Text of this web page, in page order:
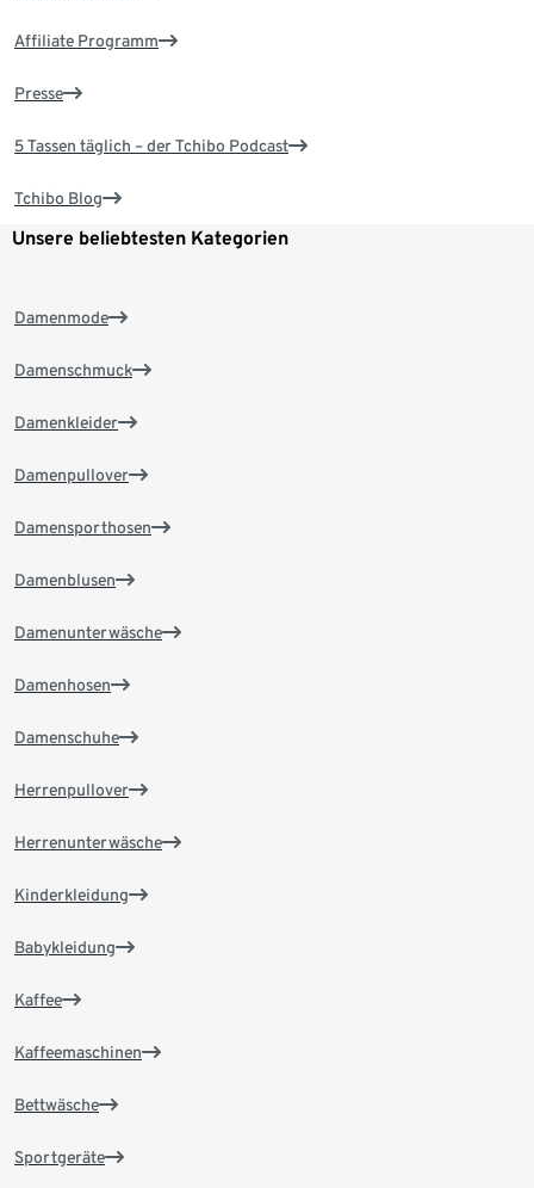
Affiliate Programm
Presse
5 Tassen täglich – der Tchibo Podcast
Tchibo Blog
Unsere beliebtesten Kategorien
Damenmode
Damenschmuck
Damenkleider
Damenpullover
Damensporthosen
Damenblusen
Damenunterwäsche
Damenhosen
Damenschuhe
Herrenpullover
Herrenunterwäsche
Kinderkleidung
Babykleidung
Kaffee
Kaffeemaschinen
Bettwäsche
Sportgeräte